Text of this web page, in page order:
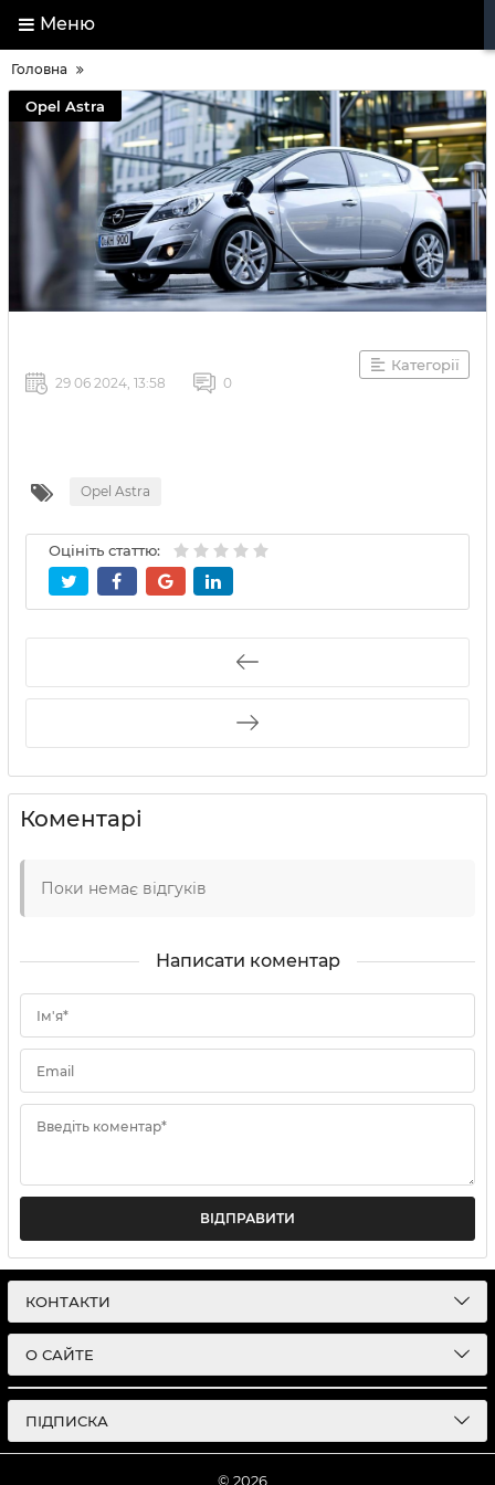
Меню
Головна
Opel Astra
Категорії
29 06 2024, 13:58 0
Opel Astra
Оцініть статтю:
Коментарі
Поки немає відгуків
Написати коментар
Ім'я*
Email
Введіть коментар*
ВІДПРАВИТИ
КОНТАКТИ
О САЙТЕ
ПІДПИСКА
© 2026